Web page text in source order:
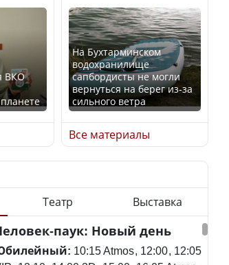
в
жеті
— о
Трамп официально
вступил в должность
президента США
Луну признали объектом
культурного наследия,
находящегося под
угрозой исчезновения
Станет ли
метапневмовирус
эпидемией, рассказали в
ВОЗ
ВКО
На Бухтарминском
водохранилище
сапбордисты не могли
вернуться на берег из-за
сильного ветра
Все материалы
Театр Выставка
паук: Новый день
10:15 Atmos 12:00 12:05